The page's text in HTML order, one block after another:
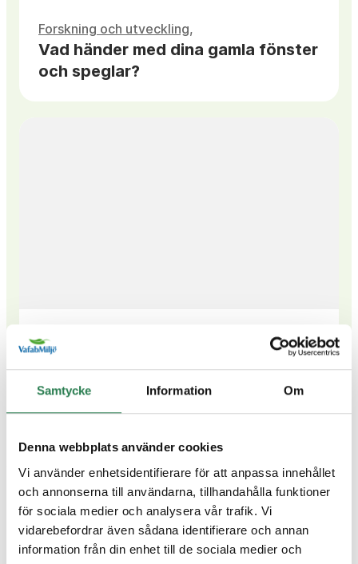
Samtycke Information Om
Denna webbplats använder cookies
Vi använder enhetsidentifierare för att anpassa innehållet
och annonserna till användarna, tillhandahålla funktioner
för sociala medier och analysera vår trafik. Vi
vidarebefordrar även sådana identifierare och annan
information från din enhet till de sociala medier och
Forskning och utveckling
Vad händer med dina gamla fönster
och speglar?
Forskning och utveckling Vårt miljöarbete
Vad händer efter sorteringen?
Om oss
Kundcenter